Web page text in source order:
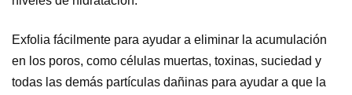
Exfolia fácilmente para ayudar a eliminar la acumulación
en los poros, como células muertas, toxinas, suciedad y
todas las demás partículas dañinas para ayudar a que la